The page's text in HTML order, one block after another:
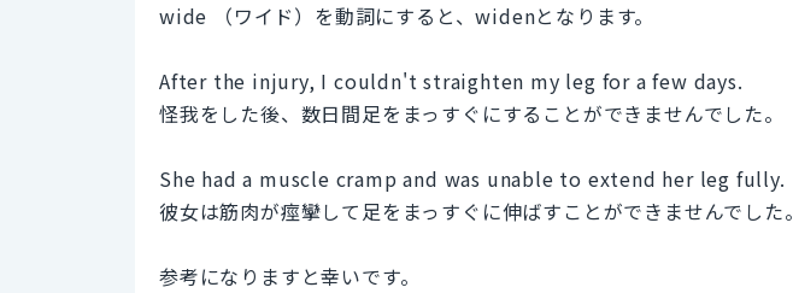
wide （ワイド）を動詞にすると、widenとなります。
After the injury, I couldn't straighten my leg for a few days.
怪我をした後、数日間足をまっすぐにすることができませんでした。
She had a muscle cramp and was unable to extend her leg fully.
彼女は筋肉が痙攣して足をまっすぐに伸ばすことができませんでした。
参考になりますと幸いです。